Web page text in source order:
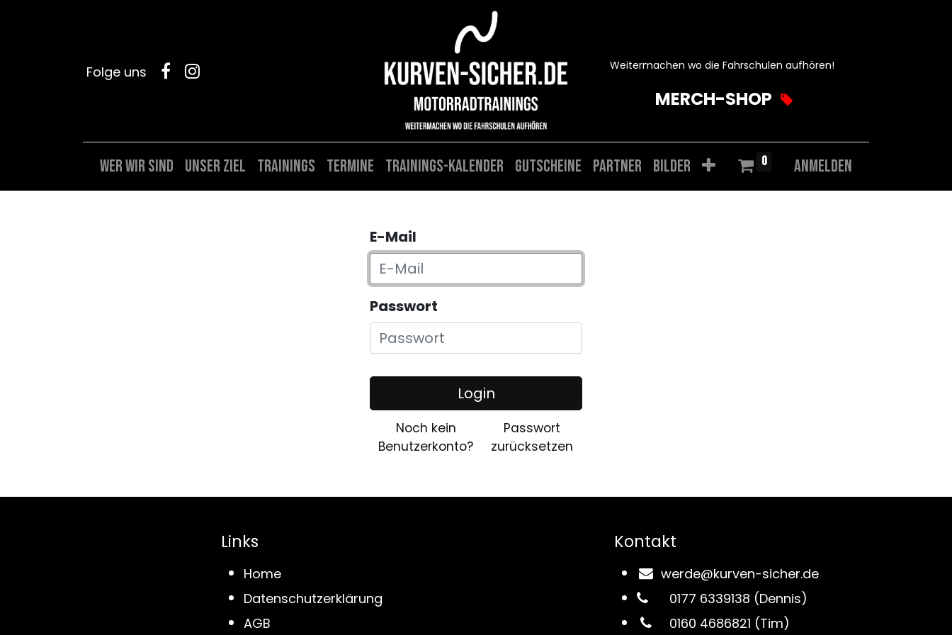
Folge uns Weitermachen wo die Fahrschulen aufhören!
MERCH-SHOP
Wer wir sind Unser Ziel Trainings Termine Trainings-Kalender Gutscheine Partner Bilder 0 Anmelden
E-Mail
Passwort
Login
Noch kein
Benutzerkonto?
Passwort
zurücksetzen
Kontakt
werde@kurven-sicher.de
0177 6339138 (Dennis)
0160 4686821 (Tim)
Links
Home
Datenschutzerklärung
AGB